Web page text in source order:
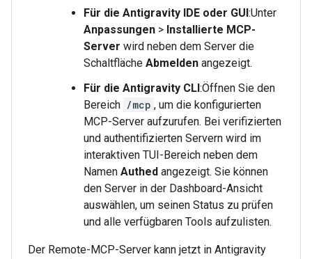
Für die Antigravity IDE oder GUI:Unter
Anpassungen > Installierte MCP-
Server wird neben dem Server die
Schaltfläche Abmelden angezeigt.
Für die Antigravity CLI:Öffnen Sie den
Bereich /mcp , um die konfigurierten
MCP-Server aufzurufen. Bei verifizierten
und authentifizierten Servern wird im
interaktiven TUI-Bereich neben dem
Namen Authed angezeigt. Sie können
den Server in der Dashboard-Ansicht
auswählen, um seinen Status zu prüfen
und alle verfügbaren Tools aufzulisten.
Der Remote-MCP-Server kann jetzt in Antigravity